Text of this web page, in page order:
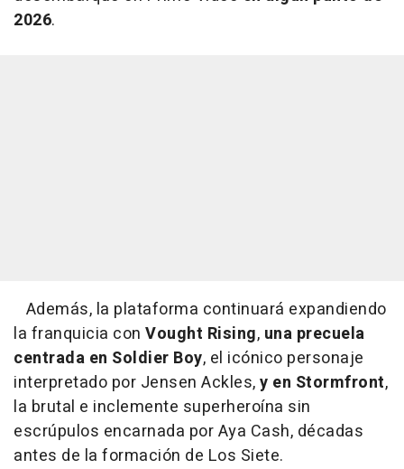
2026.
Además, la plataforma continuará expandiendo
la franquicia con Vought Rising, una precuela
centrada en Soldier Boy, el icónico personaje
interpretado por Jensen Ackles,y en Stormfront,
la brutal e inclemente superheroína sin
escrúpulos encarnada por Aya Cash, décadas
antes de la formación de Los Siete.